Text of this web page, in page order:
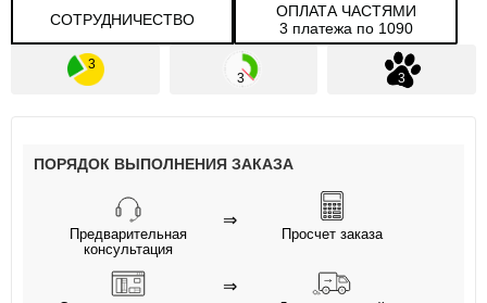
СОТРУДНИЧЕСТВО
ОПЛАТА ЧАСТЯМИ
3 платежа по 1090
ПОРЯДОК ВЫПОЛНЕНИЯ ЗАКАЗА
Предварительная
консультация
⇒
Просчет заказа
⇒